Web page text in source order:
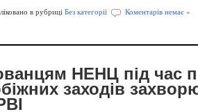
в рубриці Без категорії Коментарів немає »
НЕНЦ під час
заходів